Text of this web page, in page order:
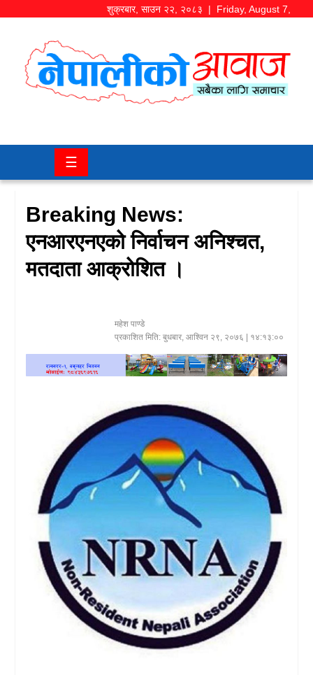
शुक्रबार, साउन २२, २०८३ | Friday, August 7,
समाज/
चितवन
मनोरञ्जन
बजार
विचार/
अन्तर्वार्ता
☰
Breaking News:
एनआरएनएको निर्वाचन अनिश्चत,
मतदाता आक्रोशित ।
महेश पाण्डे
प्रकाशित मिति: बुधबार, आश्विन २९, २०७६ | १४:१३:००